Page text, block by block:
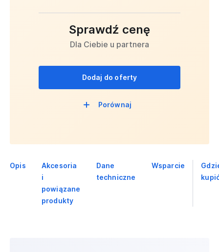
Sprawdź cenę
Dla Ciebie u partnera
Dodaj do oferty
Porównaj
Opis
Akcesoria
i
powiązane
produkty
Dane
techniczne
Wsparcie